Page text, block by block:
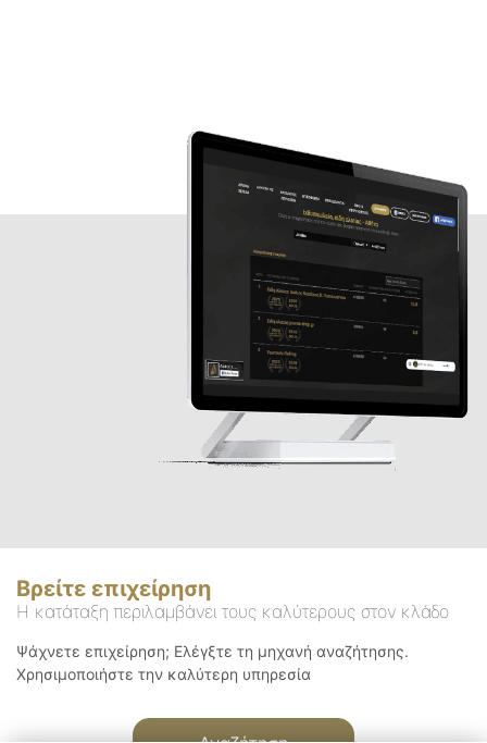
Βρείτε επιχείρηση
Η κατάταξη περιλαμβάνει τους καλύτερους στον κλάδο
Ψάχνετε επιχείρηση; Ελέγξτε τη μηχανή αναζήτησης.
Χρησιμοποιήστε την καλύτερη υπηρεσία